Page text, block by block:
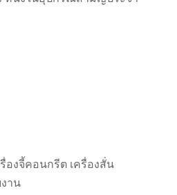
องจี้คอนกรีต เครื่องสั่น
าน